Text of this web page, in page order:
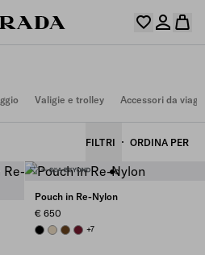
è vuoto
è vuoto
tuo account personale
articoli. Esplora le
Valigie e trolley Accessori da
FILTRI ORDINA PER
Pouch in Re-Nylon
€ 650
BLACKDESERT BEIGE
BRANDY
BURGUNDY
+7